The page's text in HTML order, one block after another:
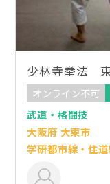
少林寺拳法
オンライン不可
武道・格闘技
大阪府 大東市
学研都市線・住